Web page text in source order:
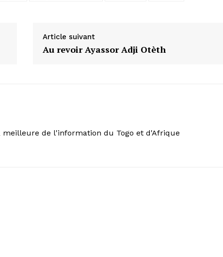
Article suivant
Au revoir Ayassor Adji Otèth
de l'information du Togo et d'Afrique